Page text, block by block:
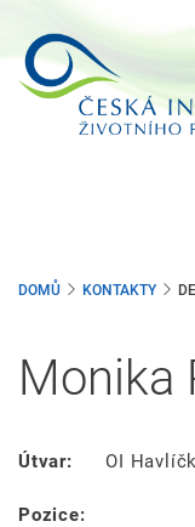
hlavnímu
obsahu
DOMŮ KONTAKTY
Monika
Útvar:
OI
Pozice: